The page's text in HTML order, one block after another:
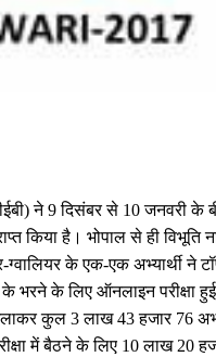
ने 9 दिसंबर से 10 जनवरी के
किया है। भोपाल से ही
के एक-एक अभ्यार्थी ने
भरने के लिए ऑनलाइन परीक्षा
कुल 3 लाख 43 हजार 76
में बैठने के लिए 10 लाख